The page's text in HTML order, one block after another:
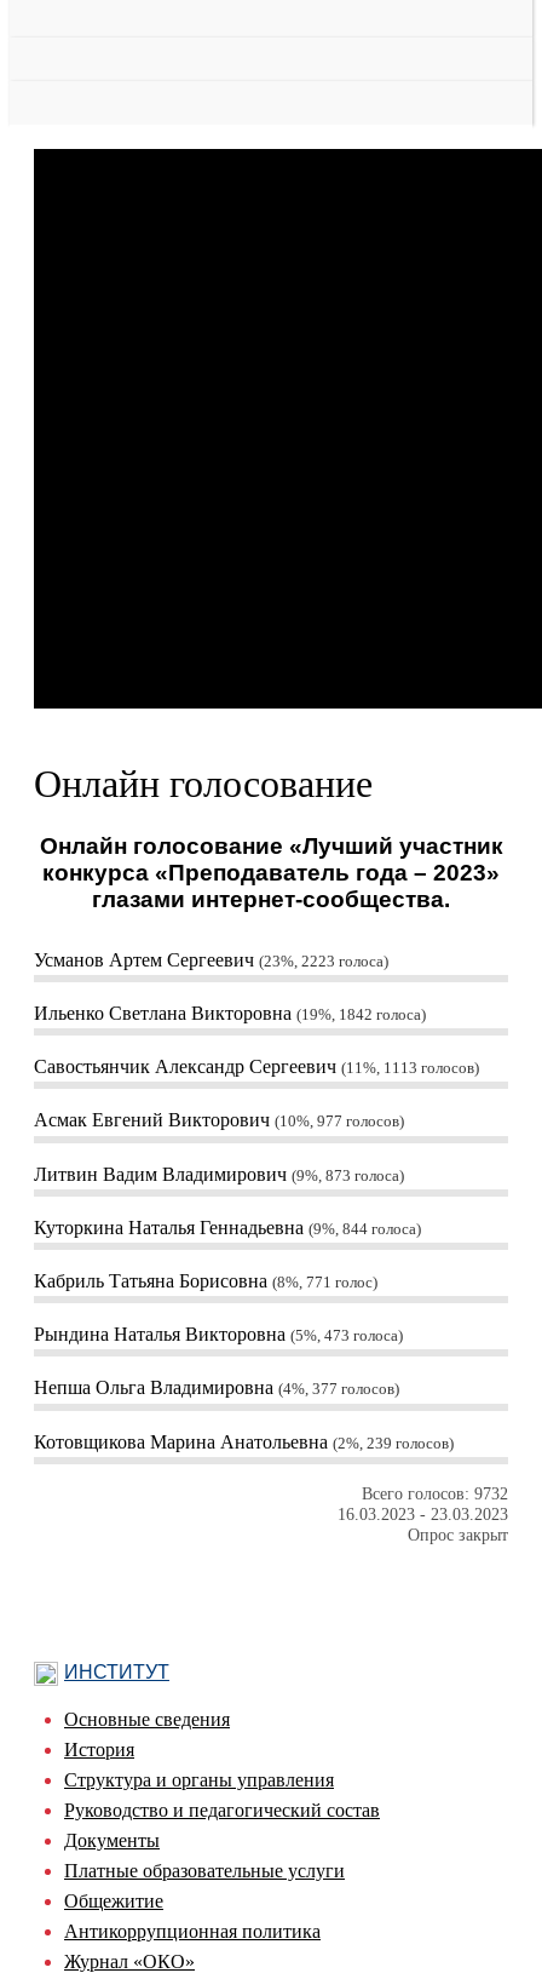
Онлайн голосование
Онлайн голосование «Лучший участник
конкурса «Преподаватель года – 2023»
глазами интернет-сообщества.
Усманов Артем Сергеевич 23%, 2223 голоса
Ильенко Светлана Викторовна 19%, 1842 голоса
Савостьянчик Александр Сергеевич 11%, 1113 голосов
Асмак Евгений Викторович 10%, 977 голосов
Литвин Вадим Владимирович 9%, 873 голоса
Куторкина Наталья Геннадьевна 9%, 844 голоса
Кабриль Татьяна Борисовна 8%, 771 голос
Рындина Наталья Викторовна 5%, 473 голоса
Непша Ольга Владимировна 4%, 377 голосов
Котовщикова Марина Анатольевна 2%, 239 голосов
Всего голосов: 9732
16.03.2023 - 23.03.2023
Опрос закрыт
ИНСТИТУТ
Основные сведения
История
Структура и органы управления
Руководство и педагогический состав
Документы
Платные образовательные услуги
Общежитие
Антикоррупционная политика
Журнал «ОКО»